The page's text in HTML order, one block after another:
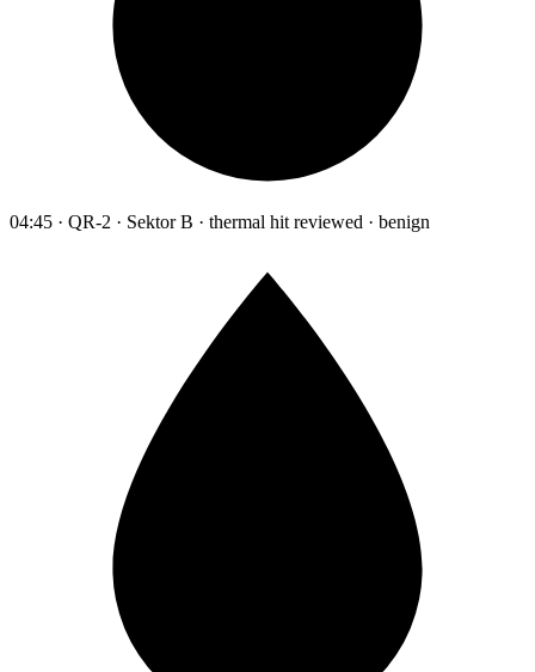
04:45 · QR-2 · Sektor B · thermal hit reviewed · benign